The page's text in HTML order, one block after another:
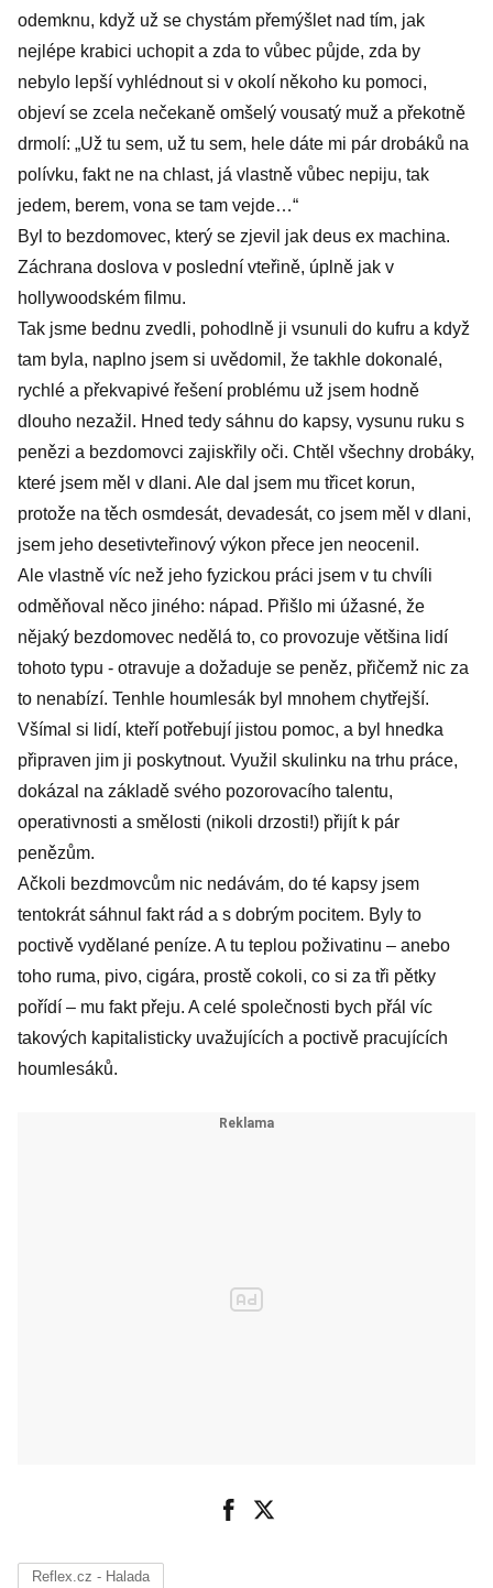
odemknu, když už se chystám přemýšlet nad tím, jak
nejlépe krabici uchopit a zda to vůbec půjde, zda by
nebylo lepší vyhlédnout si v okolí někoho ku pomoci,
objeví se zcela nečekaně omšelý vousatý muž a překotně
drmolí: „Už tu sem, už tu sem, hele dáte mi pár drobáků na
polívku, fakt ne na chlast, já vlastně vůbec nepiju, tak
jedem, berem, vona se tam vejde…“
Byl to bezdomovec, který se zjevil jak deus ex machina.
Záchrana doslova v poslední vteřině, úplně jak v
hollywoodském filmu.
Tak jsme bednu zvedli, pohodlně ji vsunuli do kufru a když
tam byla, naplno jsem si uvědomil, že takhle dokonalé,
rychlé a překvapivé řešení problému už jsem hodně
dlouho nezažil. Hned tedy sáhnu do kapsy, vysunu ruku s
penězi a bezdomovci zajiskřily oči. Chtěl všechny drobáky,
které jsem měl v dlani. Ale dal jsem mu třicet korun,
protože na těch osmdesát, devadesát, co jsem měl v dlani,
jsem jeho desetivteřinový výkon přece jen neocenil.
Ale vlastně víc než jeho fyzickou práci jsem v tu chvíli
odměňoval něco jiného: nápad. Přišlo mi úžasné, že
nějaký bezdomovec nedělá to, co provozuje většina lidí
tohoto typu - otravuje a dožaduje se peněz, přičemž nic za
to nenabízí. Tenhle houmlesák byl mnohem chytřejší.
Všímal si lidí, kteří potřebují jistou pomoc, a byl hnedka
připraven jim ji poskytnout. Využil skulinku na trhu práce,
dokázal na základě svého pozorovacího talentu,
operativnosti a smělosti (nikoli drzosti!) přijít k pár
penězům.
Ačkoli bezdmovcům nic nedávám, do té kapsy jsem
tentokrát sáhnul fakt rád a s dobrým pocitem. Byly to
poctivě vydělané peníze. A tu teplou poživatinu – anebo
toho ruma, pivo, cigára, prostě cokoli, co si za tři pětky
pořídí – mu fakt přeju. A celé společnosti bych přál víc
takových kapitalisticky uvažujících a poctivě pracujících
houmlesáků.
Reflex.cz - Halada